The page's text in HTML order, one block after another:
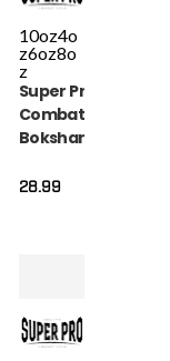
10oz4o
z6oz8o
z
Super Pro
Combat Gear
Bokshandschoen
Zilver
28.99